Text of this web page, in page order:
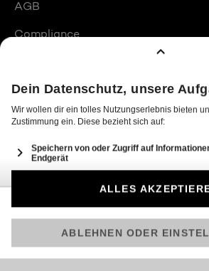
AGB
Compliance
Produktplatzierungen
© 2026 Seven.One Entertainment
Am besten läuft Joyn